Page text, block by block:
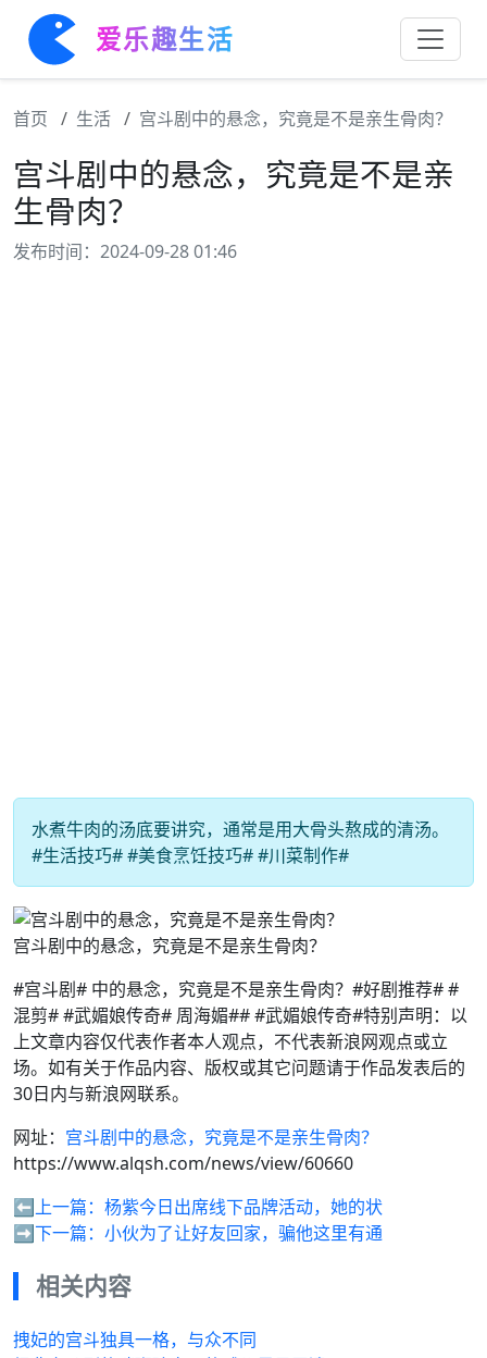
爱乐趣生活
首页 生活 宫斗剧中的悬念，究竟是不是亲生骨肉？
宫斗剧中的悬念，究竟是不是亲
生骨肉？
发布时间：2024-09-28 01:46
水煮牛肉的汤底要讲究，通常是用大骨头熬成的清汤。
#生活技巧# #美食烹饪技巧# #川菜制作#
宫斗剧中的悬念，究竟是不是亲生骨肉？
#宫斗剧# 中的悬念，究竟是不是亲生骨肉？#好剧推荐# #
混剪# #武媚娘传奇# 周海媚## #武媚娘传奇#特别声明：以
上文章内容仅代表作者本人观点，不代表新浪网观点或立
场。如有关于作品内容、版权或其它问题请于作品发表后的
30日内与新浪网联系。
网址： 宫斗剧中的悬念，究竟是不是亲生骨肉？
https://www.alqsh.com/news/view/60660
⬅️上一篇： 杨紫今日出席线下品牌活动，她的状
➡️下一篇： 小伙为了让好友回家，骗他这里有通
相关内容
拽妃的宫斗独具一格，与众不同